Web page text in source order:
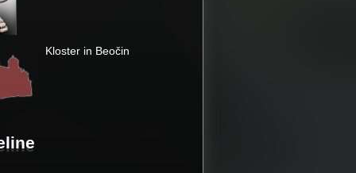
Kloster in Beočin